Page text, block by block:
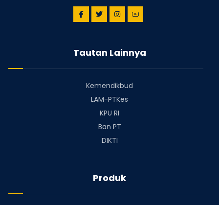
Tautan Lainnya
Kemendikbud
LAM-PTKes
KPU RI
Ban PT
DIKTI
Produk